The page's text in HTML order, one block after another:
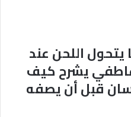
يتحول اللحن عند
يشرح كيف
قبل أن يصفه